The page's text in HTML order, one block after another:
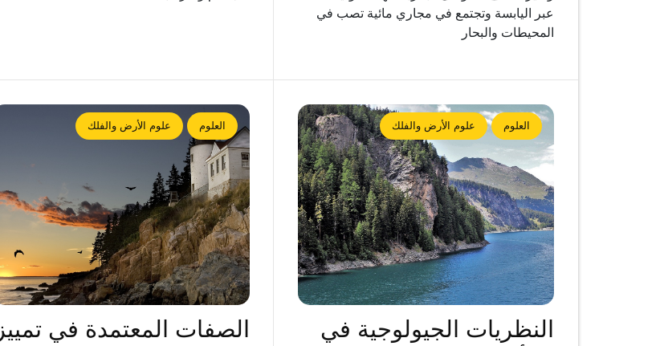
عبر اليابسة وتجتمع في مجاري مائية تصب في
المحيطات والبحار
العلوم علوم الأرض والفلك
النظريات الجيولوجية في
العلوم علوم الأرض والفلك
الصفات المعتمدة في تمييز